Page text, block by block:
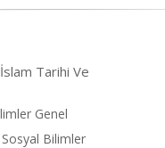
Tarihi Ve
Genel
Bilimler